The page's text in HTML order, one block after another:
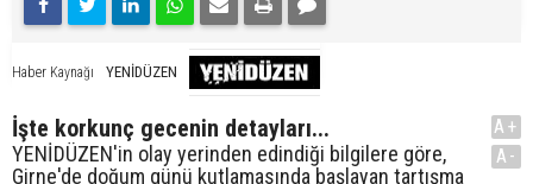
Haber Kaynağı YENİDÜZEN
İşte korkunç gecenin detayları...
YENİDÜZEN'in olay yerinden edindiği bilgilere göre,
Girne'de doğum günü kutlamasında başlayan tartışma
A+
A-